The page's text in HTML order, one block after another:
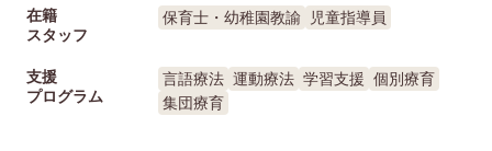
在籍
スタッフ
保育士・幼稚園教諭 児童指導員
支援
プログラム
言語療法 運動療法 学習支援 個別療育
集団療育